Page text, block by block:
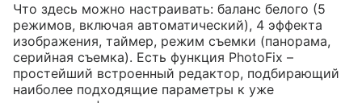
Что здесь можно настраивать: баланс белого (5
режимов, включая автоматический), 4 эффекта
изображения, таймер, режим съемки (панорама,
серийная съемка). Есть функция PhotoFix –
простейший встроенный редактор, подбирающий
наиболее подходящие параметры к уже